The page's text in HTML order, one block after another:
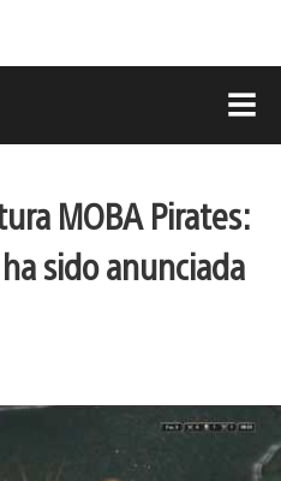
MOBA Pirates:
sido anunciada